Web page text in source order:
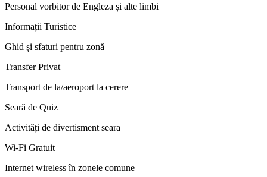
Personal vorbitor de Engleza și alte limbi
Informații Turistice
Ghid și sfaturi pentru zonă
Transfer Privat
Transport de la/aeroport la cerere
Seară de Quiz
Activități de divertisment seara
Wi-Fi Gratuit
Internet wireless în zonele comune